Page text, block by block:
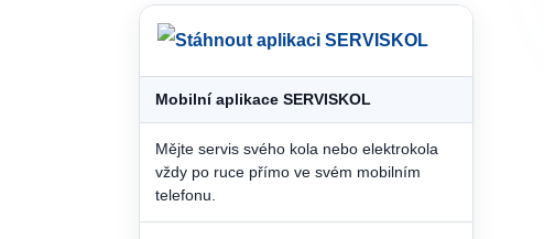
Mobilní aplikace SERVISKOL
Mějte servis svého kola nebo elektrokola
vždy po ruce přímo ve svém mobilním
telefonu.